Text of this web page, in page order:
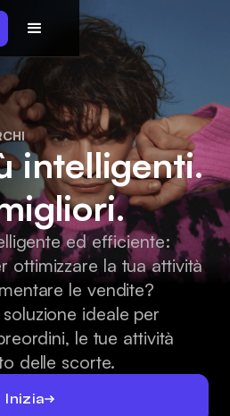
intelligenti.
ed efficiente:
ottimizzare la tua attività
le vendite?
ideale per
le tue attività
delle scorte.
Inizia